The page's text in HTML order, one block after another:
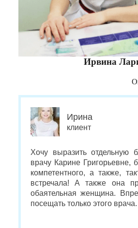
Ирвина
Ирина
клиент
Хочу выразить отдельную
врачу Карине Григорьевне,
компетентного, а также,
встречала! А также она
обаятельная женщина.
посещать только этого